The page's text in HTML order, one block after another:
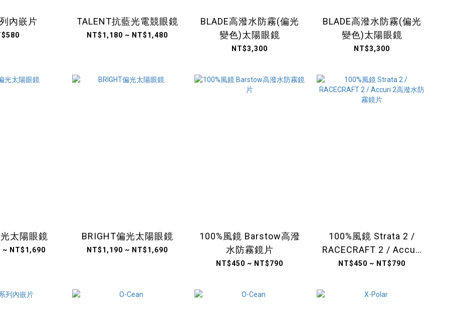
內嵌片 TALENT抗藍光電競眼鏡
NT$1,180 ~ NT$1,480
BLADE高潑水防霧(偏光
變色)太陽眼鏡
NT$3,300
BLADE高潑水防霧(偏光
變色)太陽眼鏡
NT$3,300
太陽眼鏡
~ NT$1,690
BRIGHT偏光太陽眼鏡
NT$1,190 ~ NT$1,690
100%風鏡 Barstow高潑
水防霧鏡片
NT$450 ~ NT$790
100%風鏡 Strata 2 /
RACECRAFT 2 / Accuri
2高潑水防霧鏡片
NT$450 ~ NT$790